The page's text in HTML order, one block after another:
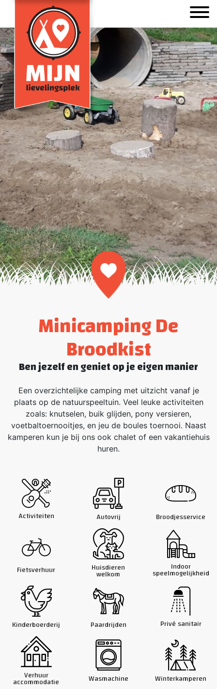
Minicamping De
Broodkist
Ben jezelf en geniet op je eigen manier
Een overzichtelijke camping met uitzicht vanaf je
plaats op de natuurspeeltuin. Veel leuke activiteiten
zoals: knutselen, buik glijden, pony versieren,
voetbaltoernooitjes, en jeu de boules toernooi. Naast
kamperen kun je bij ons ook chalet of een vakantiehuis
huren.
Activiteiten Autovrij Broodjes­service
Fietsverhuur Huisdieren
welkom
Indoor
speelmogelijkheid
Kinderboerderij Paardrijden Privé sanitair
Verhuur
accommodatie Wasmachine Winterkamperen